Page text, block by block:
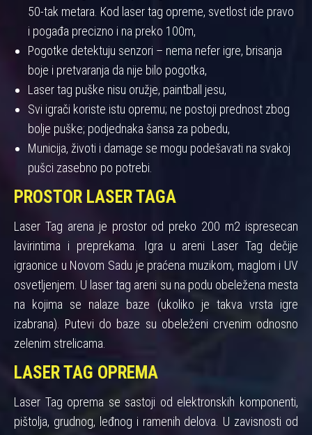
50-tak metara. Kod laser tag opreme, svetlost ide pravo
i pogađa precizno i na preko 100m,
Pogotke detektuju senzori – nema nefer igre, brisanja
boje i pretvaranja da nije bilo pogotka,
Laser tag puške nisu oružje, paintball jesu,
Svi igrači koriste istu opremu; ne postoji prednost zbog
bolje puške; podjednaka šansa za pobedu,
Municija, životi i damage se mogu podešavati na svakoj
pušci zasebno po potrebi.
PROSTOR LASER TAGA
Laser Tag arena je prostor od preko 200 m2 ispresecan
lavirintima i preprekama. Igra u areni Laser Tag dečije
igraonice u Novom Sadu je praćena muzikom, maglom i UV
osvetljenjem. U laser tag areni su na podu obeležena mesta
na kojima se nalaze baze (ukoliko je takva vrsta igre
izabrana). Putevi do baze su obeleženi crvenim odnosno
zelenim strelicama.
LASER TAG OPREMA
Laser Tag oprema se sastoji od elektronskih komponenti,
pištolja, grudnog, leđnog i ramenih delova. U zavisnosti od